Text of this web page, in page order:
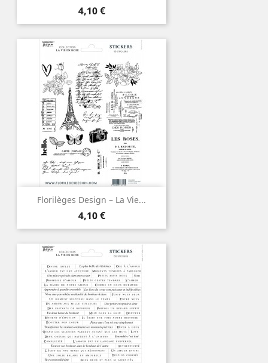
Prix
4,10 €
Florilèges Design – La Vie...
Prix
4,10 €